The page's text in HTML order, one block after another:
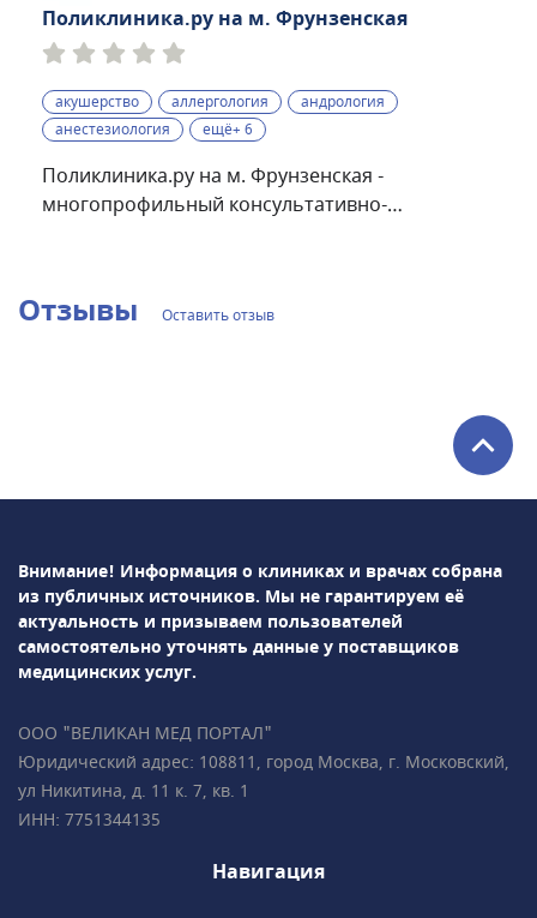
Поликлиника.ру на м. Фрунзенская
акушерство аллергология
андрология
анестезиология
ещё+ 6
Поликлиника.ру на м. Фрунзенская -
многопрофильный консультативно-
косметология, гастроэнтерология и
Проводится ультразвуковая, функциональная,
лабораторная диагностика. В клинике также
можно сделать тест на наличие в организме
Отзывы Оставить отзыв
Внимание! Информация о клиниках и врачах собрана
из публичных источников. Мы не гарантируем её
актуальность и призываем пользователей
самостоятельно уточнять данные у поставщиков
медицинских услуг.
ООО "ВЕЛИКАН МЕД ПОРТАЛ"
Юридический адрес: 108811, город Москва, г. Московский,
ул Никитина, д. 11 к. 7, кв. 1
ИНН: 7751344135
Навигация